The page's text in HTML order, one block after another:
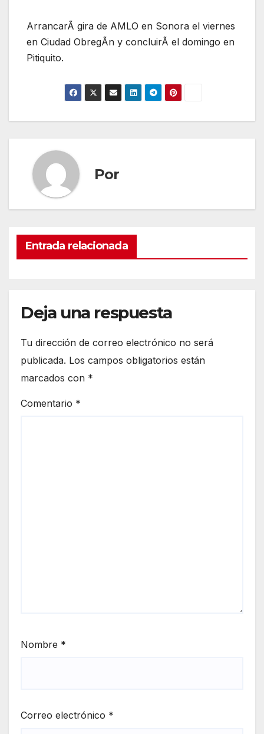
ArrancarÃ gira de AMLO en Sonora el viernes
en Ciudad ObregÃn y concluirÃ el domingo en
Pitiquito.
Por
Entrada relacionada
Deja una respuesta
Tu dirección de correo electrónico no será
publicada. Los campos obligatorios están
marcados con *
Comentario *
Nombre *
Correo electrónico *